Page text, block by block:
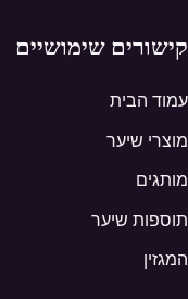
קישורים שימושיים
עמוד הבית
מוצרי שיער
מותגים
תוספות שיער
המגזין